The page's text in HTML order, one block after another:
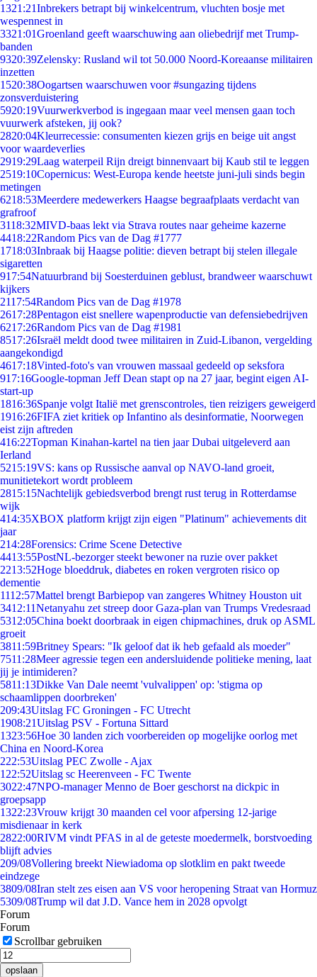
1321:21Inbrekers betrapt bij winkelcentrum, vluchten bosje met
wespennest in
3321:01Groenland geeft waarschuwing aan oliebedrijf met Trump-
banden
9320:39Zelensky: Rusland wil tot 50.000 Noord-Koreaanse militairen
inzetten
1520:38Oogartsen waarschuwen voor #sungazing tijdens
zonsverduistering
5920:19Vuurwerkverbod is ingegaan maar veel mensen gaan toch
vuurwerk afsteken, jij ook?
2820:04Kleurrecessie: consumenten kiezen grijs en beige uit angst
voor waardeverlies
2919:29Laag waterpeil Rijn dreigt binnenvaart bij Kaub stil te leggen
2519:10Copernicus: West-Europa kende heetste juni-juli sinds begin
metingen
6218:53Meerdere medewerkers Haagse begraafplaats verdacht van
grafroof
3118:32MIVD-baas lekt via Strava routes naar geheime kazerne
4418:22Random Pics van de Dag #1777
1718:03Inbraak bij Haagse politie: dieven betrapt bij stelen illegale
sigaretten
917:54Natuurbrand bij Soesterduinen geblust, brandweer waarschuwt
kijkers
2117:54Random Pics van de Dag #1978
2617:28Pentagon eist snellere wapenproductie van defensiebedrijven
6217:26Random Pics van de Dag #1981
8517:26Israël meldt dood twee militairen in Zuid-Libanon, vergelding
aangekondigd
4617:18Vinted-foto's van vrouwen massaal gedeeld op seksfora
917:16Google-topman Jeff Dean stapt op na 27 jaar, begint eigen AI-
start-up
1816:36Spanje volgt Italië met grenscontroles, tien reizigers geweigerd
1916:26FIFA ziet kritiek op Infantino als desinformatie, Noorwegen
eist zijn aftreden
416:22Topman Kinahan-kartel na tien jaar Dubai uitgeleverd aan
Ierland
5215:19VS: kans op Russische aanval op NAVO-land groeit,
munitietekort wordt probleem
2815:15Nachtelijk gebiedsverbod brengt rust terug in Rotterdamse
wijk
414:35XBOX platform krijgt zijn eigen "Platinum" achievements dit
jaar
214:28Forensics: Crime Scene Detective
4413:55PostNL-bezorger steekt bewoner na ruzie over pakket
2213:52Hoge bloeddruk, diabetes en roken vergroten risico op
dementie
1112:57Mattel brengt Barbiepop van zangeres Whitney Houston uit
3412:11Netanyahu zet streep door Gaza-plan van Trumps Vredesraad
5312:05China boekt doorbraak in eigen chipmachines, druk op ASML
groeit
3811:59Britney Spears: "Ik geloof dat ik heb gefaald als moeder"
7511:28Meer agressie tegen een andersluidende politieke mening, laat
jij je intimideren?
5811:13Dikke Van Dale neemt 'vulvalippen' op: 'stigma op
schaamlippen doorbreken'
209:43Uitslag FC Groningen - FC Utrecht
1908:21Uitslag PSV - Fortuna Sittard
1323:56Hoe 30 landen zich voorbereiden op mogelijke oorlog met
China en Noord-Korea
222:53Uitslag PEC Zwolle - Ajax
1 22:52Uitslag sc Heerenveen - FC Twente
3022:47NPO-manager Menno de Boer geschorst na dickpic in
groepsapp
1322:23Vrouw krijgt 30 maanden cel voor afpersing 12-jarige
misdienaar in kerk
2822:00RIVM vindt PFAS in al de geteste moedermelk, borstvoeding
blijft advies
209/08Vollering breekt Niewiadoma op slotklim en pakt tweede
eindzege
3809/08Iran stelt zes eisen aan VS voor heropening Straat van Hormuz
5309/08Trump wil dat J.D. Vance hem in 2028 opvolgt
Forum
Forum
Scrollbar gebruiken
opslaan